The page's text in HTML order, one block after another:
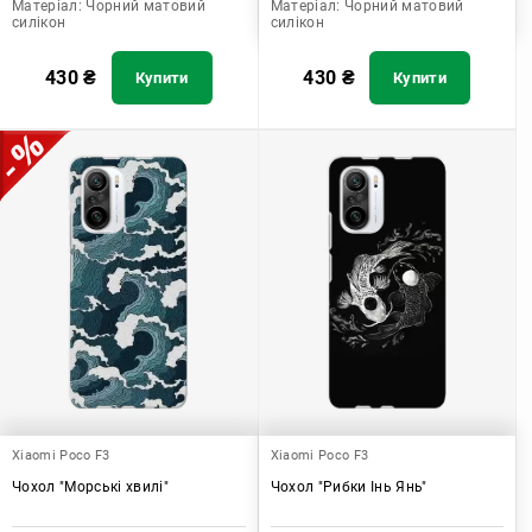
Матеріал: Чорний матовий
силікон
430₴ Купити
Матеріал: Чорний матовий
силікон
430 ₴ Купити
Xiaomi Poco F3
Чохол "Морські хвилі"
Xiaomi Poco F3
Чохол "Рибки Інь Янь"